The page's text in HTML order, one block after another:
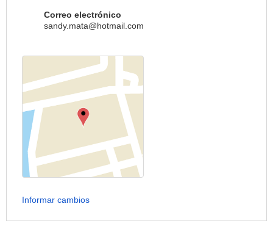
Correo electrónico
sandy.mata@hotmail.com
Informar cambios